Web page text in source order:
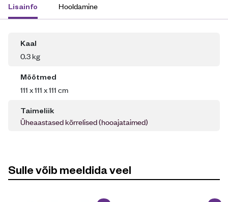
Lisainfo Hooldamine
Kaal
0.3 kg
Mõõtmed
111 x 111 x 111 cm
Taimeliik
Üheaastased kõrrelised (hooajataimed)
Sulle võib meeldida veel